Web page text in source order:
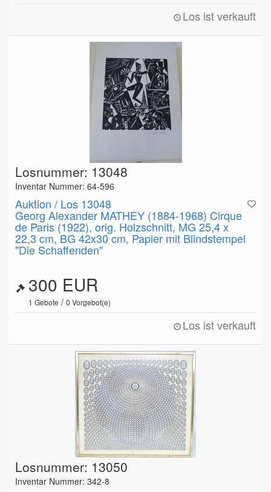
Los ist verkauft
Losnummer: 13048
Inventar Nummer: 64-596
Auktion / Los 13048
Georg Alexander MATHEY (1884-1968) Cirque
de Paris (1922), orig. Holzschnitt, MG 25,4 x
22,3 cm, BG 42x30 cm, Papier mit Blindstempel
"Die Schaffenden"
300 EUR
1 Gebote / 0 Vorgebot(e)
Los ist verkauft
Losnummer: 13050
Inventar Nummer: 342-8